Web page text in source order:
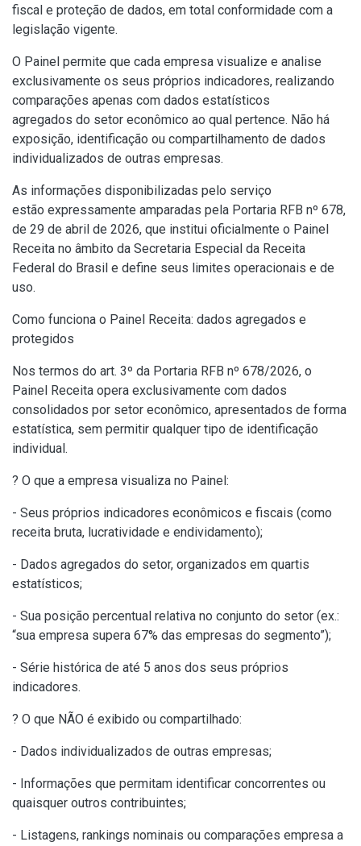
fiscal e proteção de dados, em total conformidade com a
legislação vigente.
O Painel permite que cada empresa visualize e analise
exclusivamente os seus próprios indicadores, realizando
comparações apenas com dados estatísticos
agregados do setor econômico ao qual pertence. Não há
exposição, identificação ou compartilhamento de dados
individualizados de outras empresas.
As informações disponibilizadas pelo serviço
estão expressamente amparadas pela Portaria RFB nº 678,
de 29 de abril de 2026, que institui oficialmente o Painel
Receita no âmbito da Secretaria Especial da Receita
Federal do Brasil e define seus limites operacionais e de
uso.
Como funciona o Painel Receita: dados agregados e
protegidos
Nos termos do art. 3º da Portaria RFB nº 678/2026, o
Painel Receita opera exclusivamente com dados
consolidados por setor econômico, apresentados de forma
estatística, sem permitir qualquer tipo de identificação
individual.
? O que a empresa visualiza no Painel:
- Seus próprios indicadores econômicos e fiscais (como
receita bruta, lucratividade e endividamento);
- Dados agregados do setor, organizados em quartis
estatísticos;
- Sua posição percentual relativa no conjunto do setor (ex.:
“sua empresa supera 67% das empresas do segmento”);
- Série histórica de até 5 anos dos seus próprios
indicadores.
? O que NÃO é exibido ou compartilhado:
- Dados individualizados de outras empresas;
- Informações que permitam identificar concorrentes ou
quaisquer outros contribuintes;
- Listagens, rankings nominais ou comparações empresa a